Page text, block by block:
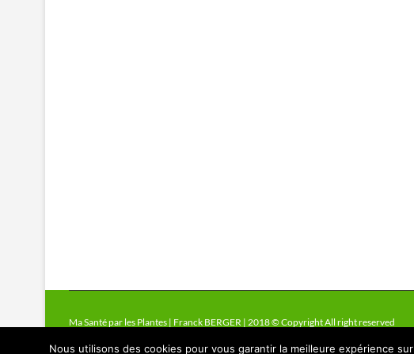
Ma Santé par les Plantes | Franck BERGER | 2018 © Copyright All right reserved
Nous utilisons des cookies pour vous garantir la meilleure expérience